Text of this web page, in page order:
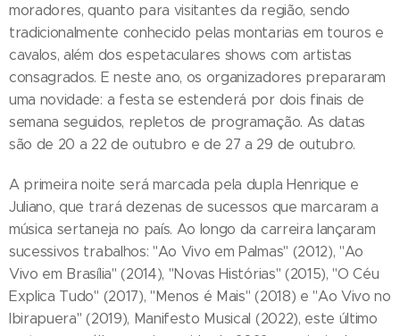
moradores, quanto para visitantes da região, sendo
tradicionalmente conhecido pelas montarias em touros e
cavalos, além dos espetaculares shows com artistas
consagrados. E neste ano, os organizadores prepararam
uma novidade: a festa se estenderá por dois finais de
semana seguidos, repletos de programação. As datas
são de 20 a 22 de outubro e de 27 a 29 de outubro.
A primeira noite será marcada pela dupla Henrique e
Juliano, que trará dezenas de sucessos que marcaram a
música sertaneja no país. Ao longo da carreira lançaram
sucessivos trabalhos: "Ao Vivo em Palmas" (2012), "Ao
Vivo em Brasília" (2014), "Novas Histórias" (2015), "O Céu
Explica Tudo" (2017), "Menos é Mais" (2018) e "Ao Vivo no
Ibirapuera" (2019), Manifesto Musical (2022), este último